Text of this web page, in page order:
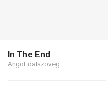
In The End
Angol dalszöveg